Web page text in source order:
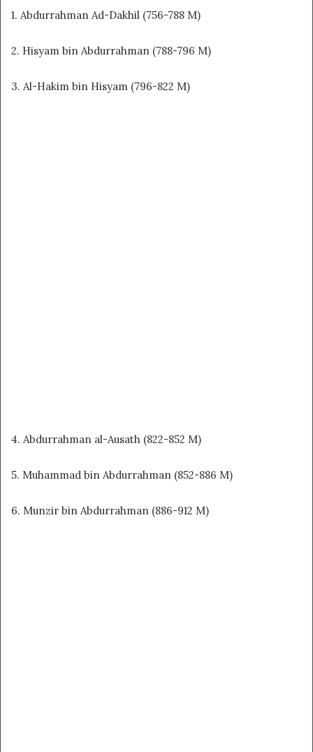
1. Abdurrahman Ad-Dakhil (756-788 M)
2. Hisyam bin Abdurrahman (788-796 M)
3. Al-Hakim bin Hisyam (796-822 M)
4. Abdurrahman al-Ausath (822-852 M)
5. Muhammad bin Abdurrahman (852-886 M)
6. Munzir bin Abdurrahman (886-912 M)